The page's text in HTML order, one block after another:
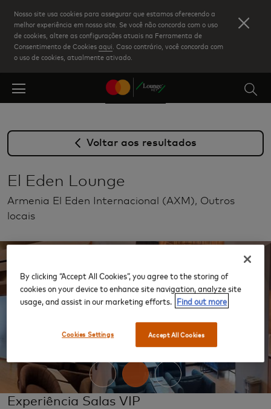
Skip
to
main
content
Nosso site usa cookies para assegurar que estamos oferecendo a
melhor experiência em nosso site. Se você não concorda com o uso
de cookies, altere as configurações atuais na Ferramenta de
Consentimento de Cookiesaqui . Caso contrário, você concorda com
o uso de cookies, atualmente ativado.
Voltar aos resultados
El Eden Lounge
Armenia El Eden Internacional (AXM), Outros
locais
Experiência Salas VIP
By clicking “Accept All Cookies”, you agree to the storing of
cookies on your device to enhance site navigation, analyze site
usage, and assist in our marketing efforts. Find out more
Accept All Cookies
Cookies Settings